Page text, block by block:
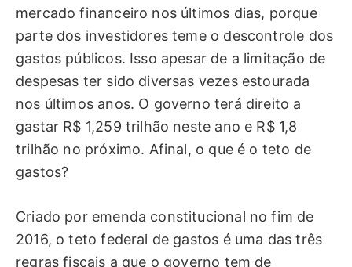
mercado financeiro nos últimos dias, porque
parte dos investidores teme o descontrole dos
gastos públicos. Isso apesar de a limitação de
despesas ter sido diversas vezes estourada
nos últimos anos. O governo terá direito a
gastar R$ 1,259 trilhão neste ano e R$ 1,8
trilhão no próximo. Afinal, o que é o teto de
gastos?
Criado por emenda constitucional no fim de
2016, o teto federal de gastos é uma das três
regras fiscais a que o governo tem de